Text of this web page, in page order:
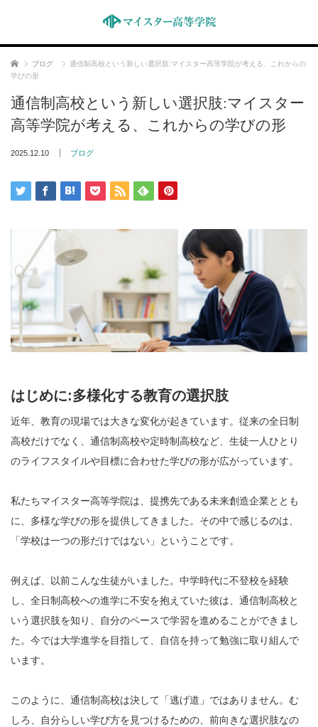
ホーム ブログ
通信制高校という新しい選択肢:マイスター高等学院が考える、これからの
学びの形
通信制高校という新しい選択肢:マイスター
高等学院が考える、これからの学びの形
2025.12.10 ブログ
はじめに:多様化する教育の選択肢
近年、教育の現場では大きな変化が起きています。従来の全日制
高校だけでなく、通信制高校や定時制高校など、生徒一人ひとり
のライフスタイルや目標に合わせた学びの形が広がっています。
私たちマイスター高等学院は、提携先である未来創造企業ととも
に、多様な学びの形を提供してきました。その中で感じるのは、
「学校は一つの形だけではない」ということです。
例えば、以前こんな生徒がいました。中学時代に不登校を経験
し、全日制高校への進学に不安を抱えていた彼は、通信制高校と
いう選択肢を知り、自分のペースで学習を進めることができまし
た。今では大学進学を目指して、自信を持って勉強に取り組んで
います。
このように、通信制高校は決して「逃げ道」ではありません。む
しろ、自分らしい学び方を見つけるための、前向きな選択肢なの